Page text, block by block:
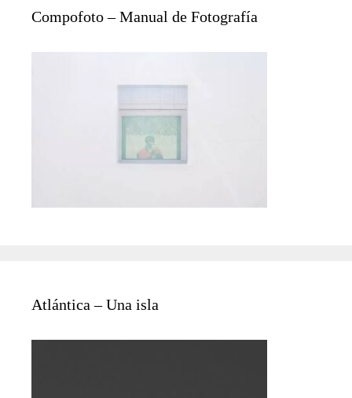
Compofoto – Manual de Fotografía
Atlántica – Una isla